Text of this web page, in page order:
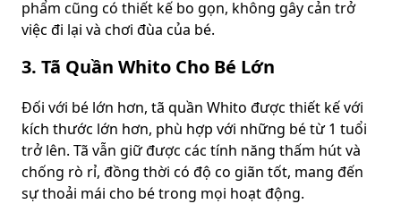
phẩm cũng có thiết kế bo gọn, không gây cản trở
việc đi lại và chơi đùa của bé.
3. Tã Quần Whito Cho Bé Lớn
Đối với bé lớn hơn, tã quần Whito được thiết kế với
kích thước lớn hơn, phù hợp với những bé từ 1 tuổi
trở lên. Tã vẫn giữ được các tính năng thấm hút và
chống rò rỉ, đồng thời có độ co giãn tốt, mang đến
sự thoải mái cho bé trong mọi hoạt động.